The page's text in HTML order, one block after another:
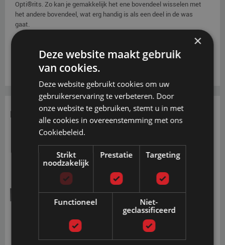
Opti®rits. Zo kan je gemakkelijk het ene bovendeel wisselen met
het andere bovendeel, wat erg handig is als een deel in de was
gaat.
Foamranden
Softside HR RG40
De HR40-schuim foambalken en extra balkbevestiging zijn met
een ventilerende non-woven laag bekleed. Hierdoor blijft het model
altijd in prima staat en worden het comfort en de warmte-isolatie
geoptimaliseerd.
×
Deze website maakt gebruik
van cookies.
Deze website gebruikt cookies om uw
gebruikerservaring te verbeteren. Door
onze website te gebruiken, stemt u in met
alle cookies in overeenstemming met ons
Cookiebeleid.
Strikt
noodzakelijk
Prestatie Targeting
Functioneel
Niet-
geclassificeerd